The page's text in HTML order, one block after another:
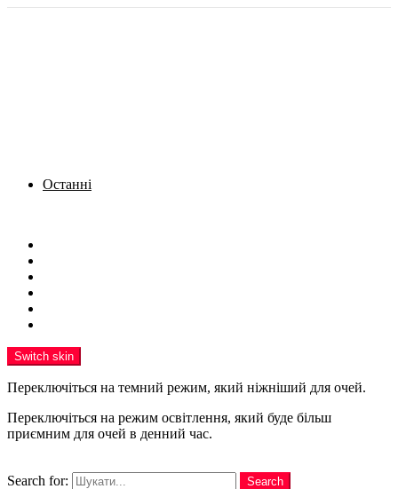
Останні
Switch skin
Переключіться на темний режим, який ніжніший для очей.
Переключіться на режим освітлення, який буде більш
приємним для очей в денний час.
Search for:
Search